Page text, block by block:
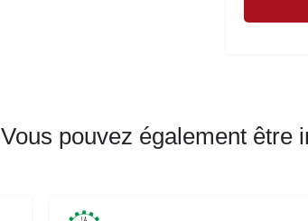
Vous pouvez également être